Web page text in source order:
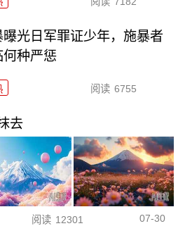
曝光日军罪证少年，施暴者
何种严惩
阅读 6755
去
阅读 12301 07-30